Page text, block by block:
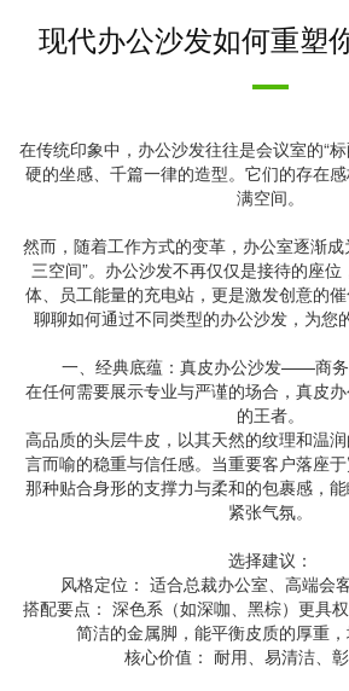
现代办公沙发如何重塑
在传统印象中，办公沙发往往是会议室的“
硬的坐感、千篇一律的造型。它们的存在
满空间。
然而，随着工作方式的变革，办公室逐渐
三空间”。办公沙发不再仅仅是接待的座
体、员工能量的充电站，更是激发创意的
聊聊如何通过不同类型的办公沙发，为您
一、经典底蕴：真皮办公沙发——商务
在任何需要展示专业与严谨的场合，真皮
的王者。
高品质的头层牛皮，以其天然的纹理和温
言而喻的稳重与信任感。当重要客户落座
那种贴合身形的支撑力与柔和的包裹感，
紧张气氛。
选择建议：
风格定位： 适合总裁办公室、高端会
搭配要点： 深色系（如深咖、黑棕）更具
简洁的金属脚，能平衡皮质的厚重，
核心价值： 耐用、易清洁、彰